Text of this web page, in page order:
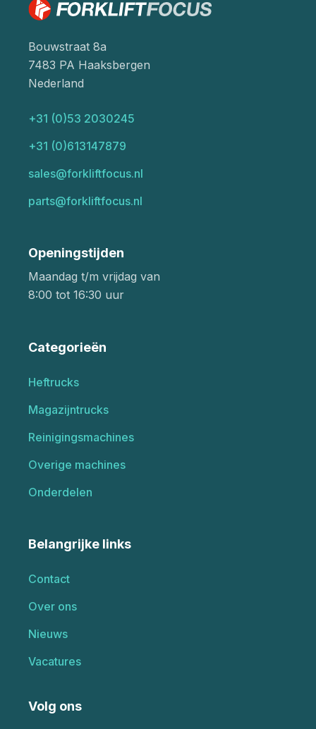
Bouwstraat 8a
7483 PA Haaksbergen
Nederland
+31 (0)53 2030245
+31 (0)613147879
sales@forkliftfocus.nl
parts@forkliftfocus.nl
Openingstijden
Maandag t/m vrijdag van
8:00 tot 16:30 uur
Categorieën
Heftrucks
Magazijntrucks
Reinigingsmachines
Overige machines
Onderdelen
Belangrijke links
Contact
Over ons
Nieuws
Vacatures
Volg ons